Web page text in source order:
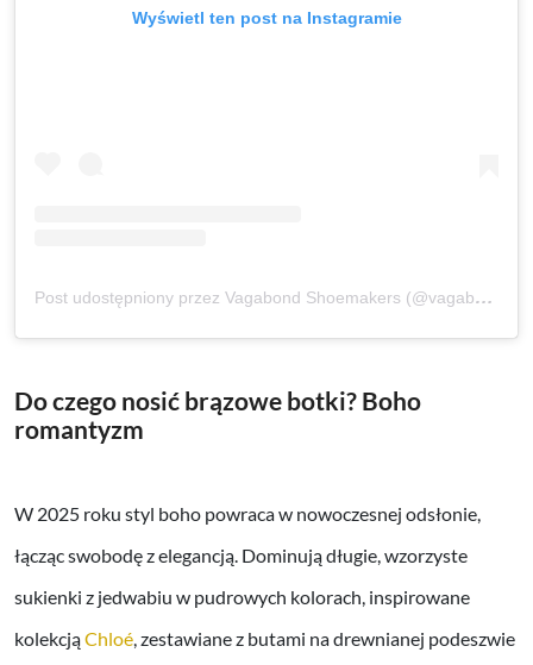
Wyświetl ten post na Instagramie
Post udostępniony przez Vagabond Shoemakers (@vagabondshoemakers)
Do czego nosić brązowe botki? Boho
romantyzm
W 2025 roku styl boho powraca w nowoczesnej odsłonie,
łącząc swobodę z elegancją. Dominują długie, wzorzyste
sukienki z jedwabiu w pudrowych kolorach, inspirowane
kolekcjąChloé , zestawiane z butami na drewnianej podeszwie